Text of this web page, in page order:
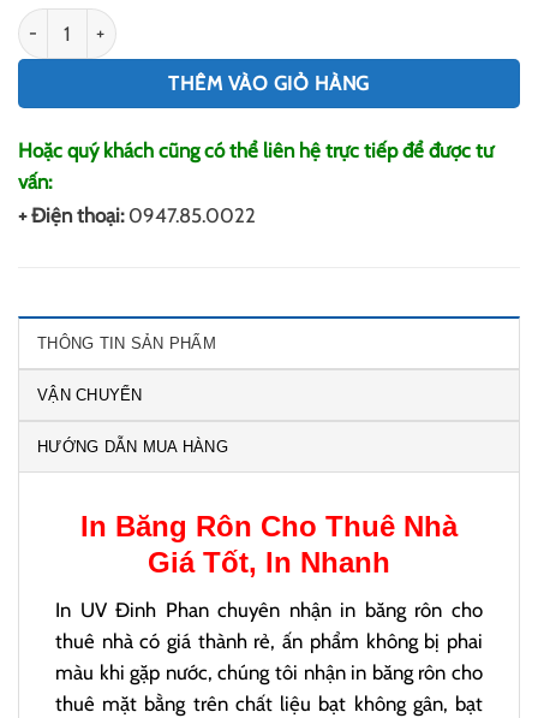
In Băng Rôn Cho Thuê Nhà số lượng
THÊM VÀO GIỎ HÀNG
Hoặc quý khách cũng có thể liên hệ trực tiếp để được tư
vấn:
+ Điện thoại: 0947.85.0022
THÔNG TIN SẢN PHẨM
VẬN CHUYỂN
HƯỚNG DẪN MUA HÀNG
In Băng Rôn Cho Thuê Nhà
Giá Tốt, In Nhanh
In UV Đinh Phan chuyên nhận in băng rôn cho
thuê nhà có giá thành rẻ, ấn phẩm không bị phai
màu khi gặp nước, chúng tôi nhận in băng rôn cho
thuê mặt bằng trên chất liệu bạt không gân, bạt